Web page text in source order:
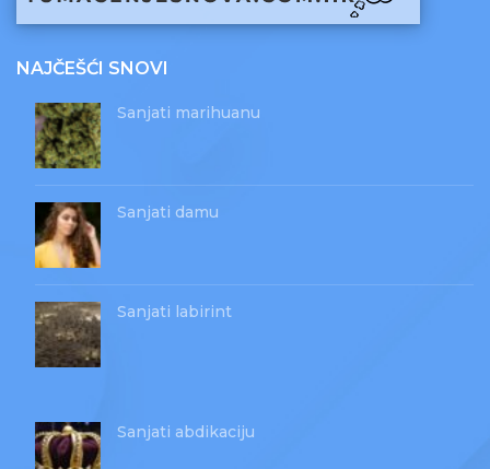
NAJČEŠĆI SNOVI
Sanjati marihuanu
Sanjati damu
Sanjati labirint
Sanjati abdikaciju